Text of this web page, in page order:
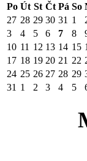
Po Út St Čt Pá So
27 28 29 30 31 1
3
4 5 6 7 8
10 11 12 13 14 15
17 18 19 20 21 22
24 25 26 27 28 29
31 1 2 3 4 5